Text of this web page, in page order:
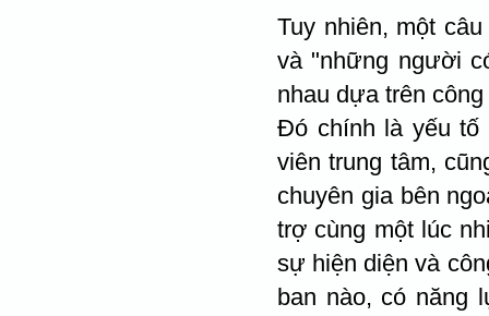
Tuy nhiên, một
và "những người
nhau dựa trên
Đó chính là yếu tố
viên trung tâm,
chuyên gia bên
trợ cùng một lúc
sự hiện diện và
ban nào, có năng